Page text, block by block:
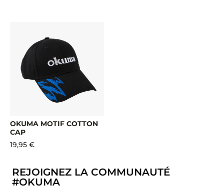
OKUMA MOTIF COTTON
CAP
19,95 €
REJOIGNEZ LA COMMUNAUTÉ
#OKUMA